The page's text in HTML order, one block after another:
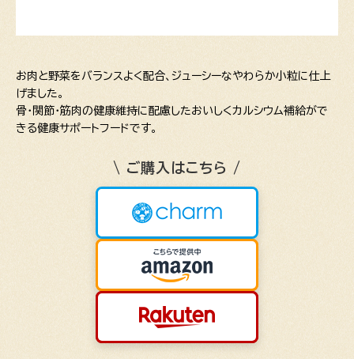
お肉と野菜をバランスよく配合、ジューシーなやわらか小粒に仕上
げました。
骨・関節・筋肉の健康維持に配慮したおいしくカルシウム補給がで
きる健康サポートフードです。
\ ご購入はこちら /